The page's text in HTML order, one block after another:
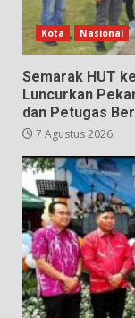
Kota Nasional
Semarak HUT
Luncurkan
dan Petugas
7 Agustus 2026